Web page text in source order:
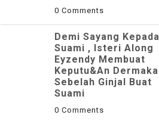
0 Comments
Demi Sayang Kepada
Suami , Isteri Along
Eyzendy Membuat
Keputu&an
Sebelah Ginjal Buat
Suami
0 Comments